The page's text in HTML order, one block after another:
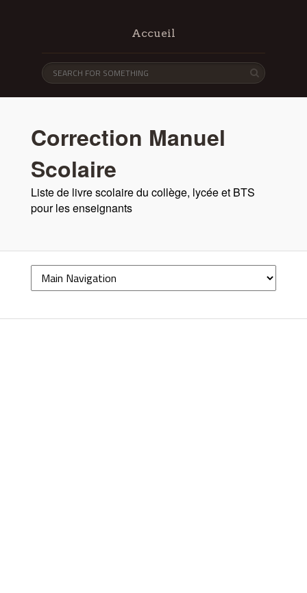
Accueil
Correction Manuel
Scolaire
Liste de livre scolaire du collège, lycée et BTS
pour les enseignants